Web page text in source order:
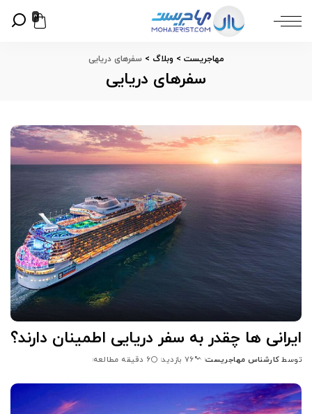
0
مهاجریست > وبلاگ >سفرهای دریایی
سفرهای دریایی
ایرانی ها چقدر به سفر دریایی اطمینان دارند؟
ارسال
توسط
توسط کارشناس مهاجریست 76 بازدید 6 دقیقه مطالعه